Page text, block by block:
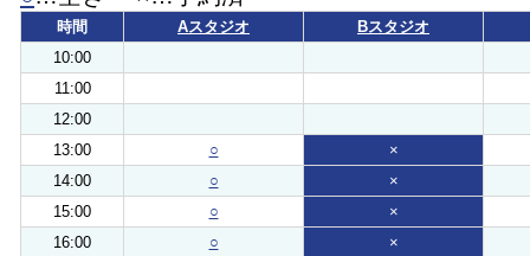
時間 Aスタジオ
Bスタジオ
10:00
11:00
12:00
13:00
○
×
14:00
○
×
15:00
○
×
16:00
○
×